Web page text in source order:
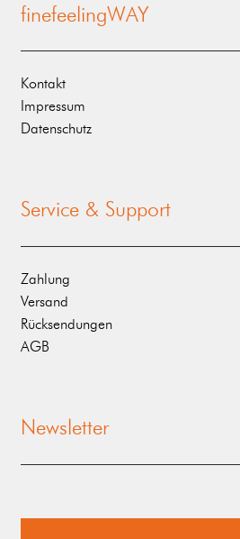
finefeelingWAY
Kontakt
Impressum
Datenschutz
Service & Support
Zahlung
Versand
Rücksendungen
AGB
Newsletter